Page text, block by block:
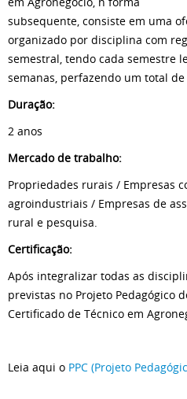
subsequente, consiste em uma
organizado por disciplina com
semestral, tendo cada semestre
semanas, perfazendo um total de
Duração:
2 anos
Mercado de trabalho:
Propriedades rurais / Empresas
agroindustriais / Empresas de
rural e pesquisa.
Certificação:
Após integralizar todas as
previstas no Projeto Pedagógico
Certificado de Técnico em
Leia aqui o PPC (Projeto